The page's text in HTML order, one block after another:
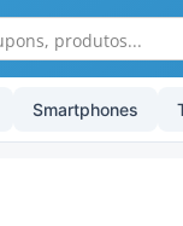
Smartphones